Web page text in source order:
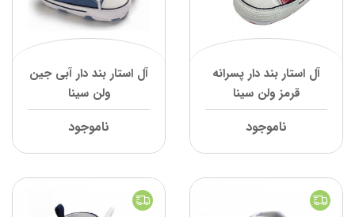
آل استار بند دار پسرانه
قرمز ولن سینا
ناموجود
آل استار بند دار آبی جین
ولن سینا
ناموجود